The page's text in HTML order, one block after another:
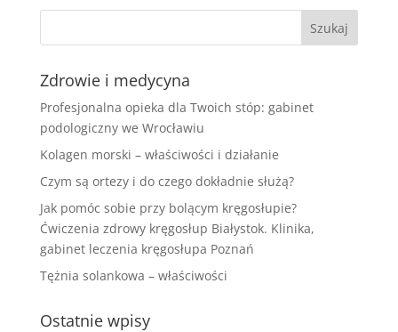
Zdrowie i medycyna
Profesjonalna opieka dla Twoich stóp: gabinet
podologiczny we Wrocławiu
Kolagen morski – właściwości i działanie
Czym są ortezy i do czego dokładnie służą?
Jak pomóc sobie przy bolącym kręgosłupie?
Ćwiczenia zdrowy kręgosłup Białystok. Klinika,
gabinet leczenia kręgosłupa Poznań
Tężnia solankowa – właściwości
Ostatnie wpisy